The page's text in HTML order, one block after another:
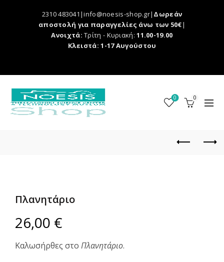
2310 483041|info@noesis-shop.gr| Δωρεάν
αποστολή για παραγγελίες άνω των 50€|
Ανοιχτά:Τρίτη - Κυριακή: 11.00-19.00
Κλειστά: 1-17 Αυγούστου
0 0
Πλανητάριο
26,00 €
Καλωσήρθες στο Πλανητάριο.